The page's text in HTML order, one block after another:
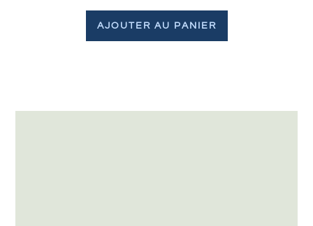
AJOUTER AU PANIER